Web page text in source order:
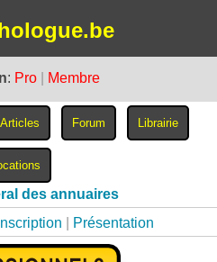
: Pro Membre
des annuaires
Inscription Présentation